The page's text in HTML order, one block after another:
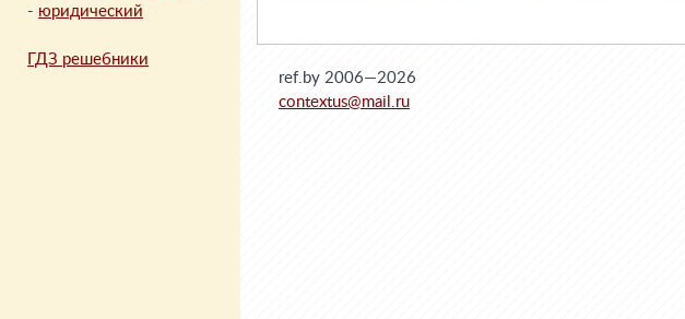
- юридический
ГДЗ решебники
ref.by 2006—2026
contextus@mail.ru